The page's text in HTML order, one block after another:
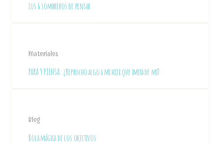
Los 6 sombreros de pensar
Materiales
PARA Y PIENSA: ¿Reprocho algo a mi hijx que imita de mi?
Blog
Bola mágica de los objetivos